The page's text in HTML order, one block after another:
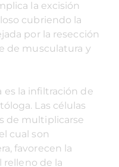
la excisión
cubriendo la
por la resección
de musculatura y
es la infiltración de
Las células
de multiplicarse
cual son
favorecen la
relleno de la